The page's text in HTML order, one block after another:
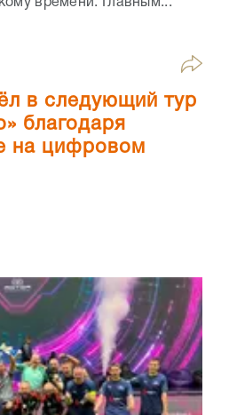
в следующий тур
благодаря
на цифровом